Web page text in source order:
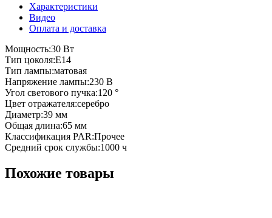
Характеристики
Видео
Оплата и доставка
Мощность:30 Вт
Тип цоколя:E14
Тип лампы:матовая
Напряжение лампы:230 В
Угол светового пучка:120 °
Цвет отражателя:серебро
Диаметр:39 мм
Общая длина:65 мм
Классификация PAR:Прочее
Средний срок службы:1000 ч
Похожие товары